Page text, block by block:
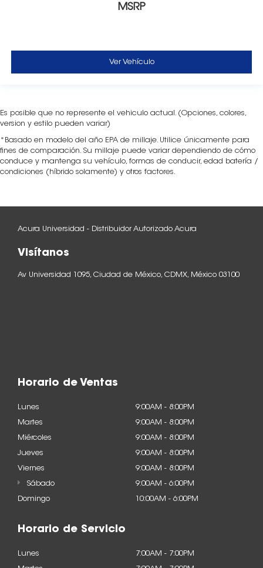
MSRP
Ver Vehículo
Es posible que no represente el vehiculo actual. (Opciones, colores,
version y estilo pueden variar)
*Basado en modelo del año EPA de millaje. Utilice únicamente para
fines de comparación. Su millaje puede variar dependiendo de cómo
conduce y mantenga su vehículo, formas de conducir, edad batería /
condiciones (híbrido solamente) y otros factores.
Acura Universidad - Distribuidor Autorizado Acura
Visítanos
Av Universidad 1095, Ciudad de México, CDMX, México 03100
Horario de Ventas
Lunes
9:00AM - 8:00PM
Martes
9:00AM - 8:00PM
Miércoles
9:00AM - 8:00PM
Jueves
9:00AM - 8:00PM
Viernes
9:00AM - 8:00PM
Sábado
9:00AM - 6:00PM
Domingo
10:00AM - 6:00PM
Horario de Servicio
Lunes
7:00AM - 7:00PM